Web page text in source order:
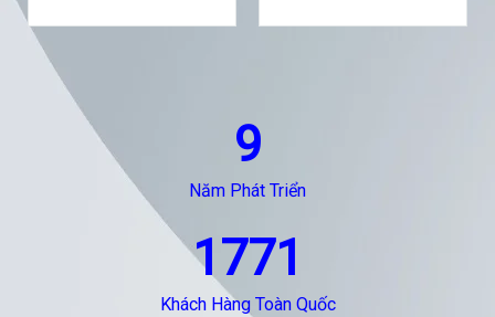
9
Năm Phát Triển
1771
Khách Hàng Toàn Quốc